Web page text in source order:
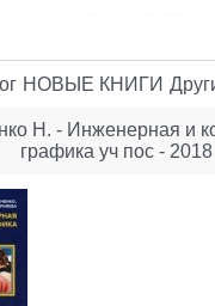
НОВЫЕ КНИГИ
Н. - Инженерная и
графика уч пос - 2018